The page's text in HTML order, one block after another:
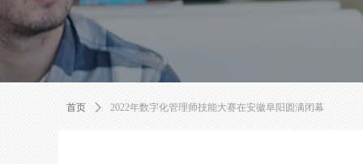
首页 ꄲ 2022年数字化管理师技能大赛在安徽阜阳圆满闭幕